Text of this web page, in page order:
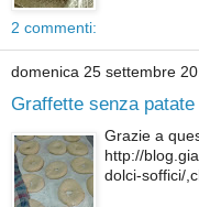
2 commenti:
domenica 25 settembre
Graffette senza patate
Grazie a
http://
dolci-soffici/